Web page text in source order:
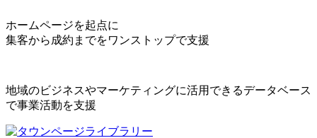
ホームページを起点に
集客から成約までをワンストップで支援
地域のビジネスやマーケティングに活用できるデータベース
で事業活動を支援